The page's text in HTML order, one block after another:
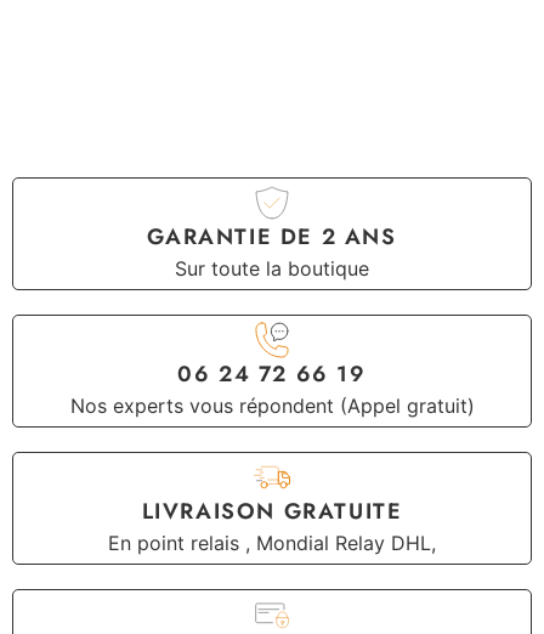
GARANTIE DE 2 ANS
Sur toute la boutique
06 24 72 66 19
Nos experts vous répondent (Appel gratuit)
LIVRAISON GRATUITE
En point relais , Mondial Relay DHL,